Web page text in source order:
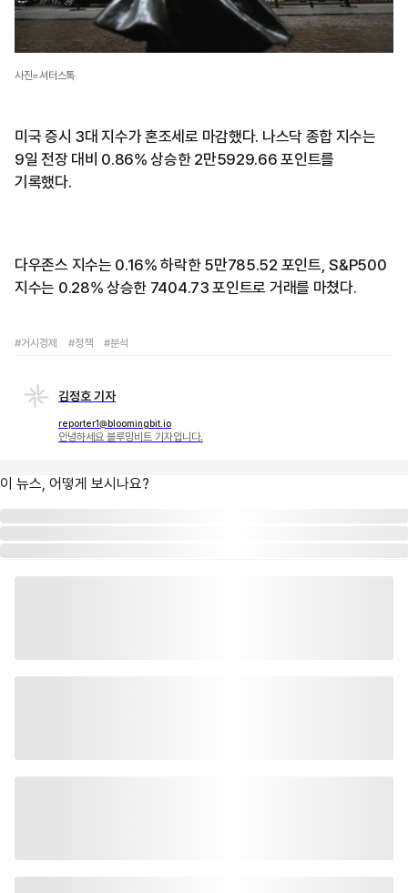
사진=셔터스톡
미국 증시 3대 지수가 혼조세로 마감했다. 나스닥 종합 지수는
9일 전장 대비 0.86% 상승한 2만5929.66 포인트를
기록했다.
다우존스 지수는 0.16% 하락한 5만785.52 포인트, S&P500
지수는 0.28% 상승한 7404.73 포인트로 거래를 마쳤다.
#거시경제 #정책 #분석
김정호 기자
reporter1@bloomingbit.io
안녕하세요 블루밍비트 기자입니다.
이 뉴스, 어떻게 보시나요?